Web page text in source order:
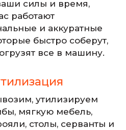
силы и время,
работают
и аккуратные
быстро соберут,
все в машину.
утилизируем
мягкую мебель,
столы, серванты и